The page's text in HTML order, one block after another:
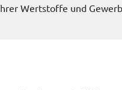
Wertstoffe und